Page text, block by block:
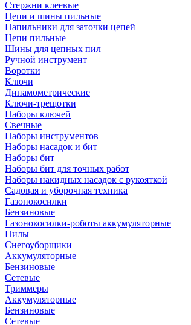
Стержни клеевые
Цепи и шины пильные
Напильники для заточки цепей
Цепи пильные
Шины для цепных пил
Ручной инструмент
Воротки
Ключи
Динамометрические
Ключи-трещотки
Наборы ключей
Свечные
Наборы инструментов
Наборы насадок и бит
Наборы бит
Наборы бит для точных работ
Наборы накидных насадок с рукояткой
Садовая и уборочная техника
Газонокосилки
Бензиновые
Газонокосилки-роботы аккумуляторные
Пилы
Снегоуборщики
Аккумуляторные
Бензиновые
Сетевые
Триммеры
Аккумуляторные
Бензиновые
Сетевые